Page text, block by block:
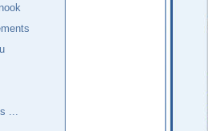
...